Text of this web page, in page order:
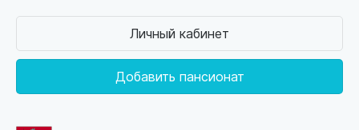
Личный кабинет
Добавить пансионат